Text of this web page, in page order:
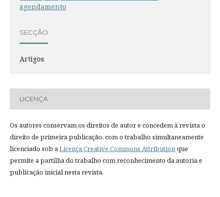
agendamento
SECÇÃO
Artigos
LICENÇA
Os autores conservam os direitos de autor e concedem à revista o
direito de primeira publicação, com o trabalho simultaneamente
licenciado sob a Licença Creative Commons Attribution que
permite a partilha do trabalho com reconhecimento da autoria e
publicação inicial nesta revista.